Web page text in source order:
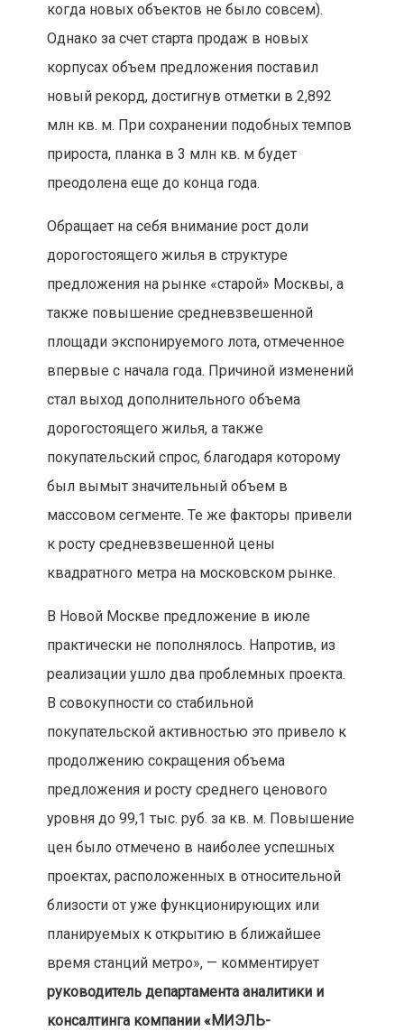
когда новых объектов не было совсем).
Однако за счет старта продаж в новых
корпусах объем предложения поставил
новый рекорд, достигнув отметки в 2,892
млн кв. м. При сохранении подобных темпов
прироста, планка в 3 млн кв. м будет
преодолена еще до конца года.
Обращает на себя внимание рост доли
дорогостоящего жилья в структуре
предложения на рынке «старой» Москвы, а
также повышение средневзвешенной
площади экспонируемого лота, отмеченное
впервые с начала года. Причиной изменений
стал выход дополнительного объема
дорогостоящего жилья, а также
покупательский спрос, благодаря которому
был вымыт значительный объем в
массовом сегменте. Те же факторы привели
к росту средневзвешенной цены
квадратного метра на московском рынке.
В Новой Москве предложение в июле
практически не пополнялось. Напротив, из
реализации ушло два проблемных проекта.
В совокупности со стабильной
покупательской активностью это привело к
продолжению сокращения объема
предложения и росту среднего ценового
уровня до 99,1 тыс. руб. за кв. м. Повышение
цен было отмечено в наиболее успешных
проектах, расположенных в относительной
близости от уже функционирующих или
планируемых к открытию в ближайшее
время станций метро», — комментирует
руководитель департамента аналитики и
консалтинга компании «МИЭЛЬ-